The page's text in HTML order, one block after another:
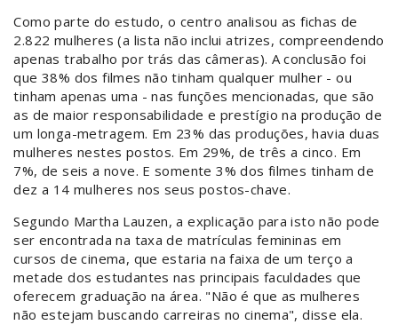
Como parte do estudo, o centro analisou as fichas de
2.822 mulheres (a lista não inclui atrizes, compreendendo
apenas trabalho por trás das câmeras). A conclusão foi
que 38% dos filmes não tinham qualquer mulher - ou
tinham apenas uma - nas funções mencionadas, que são
as de maior responsabilidade e prestígio na produção de
um longa-metragem. Em 23% das produções, havia duas
mulheres nestes postos. Em 29%, de três a cinco. Em
7%, de seis a nove. E somente 3% dos filmes tinham de
dez a 14 mulheres nos seus postos-chave.
Segundo Martha Lauzen, a explicação para isto não pode
ser encontrada na taxa de matrículas femininas em
cursos de cinema, que estaria na faixa de um terço a
metade dos estudantes nas principais faculdades que
oferecem graduação na área. "Não é que as mulheres
não estejam buscando carreiras no cinema", disse ela.